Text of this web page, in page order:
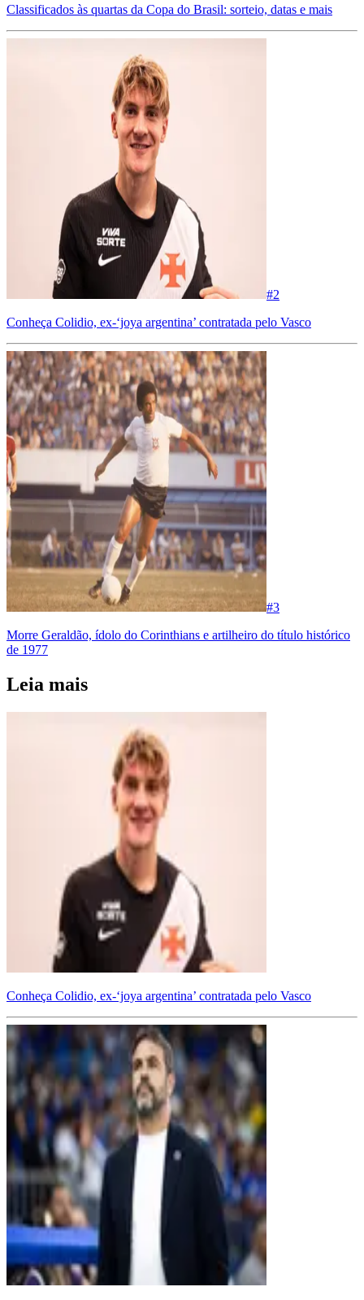
Classificados às quartas da Copa do Brasil: sorteio, datas e mais
#2
Conheça Colidio, ex-‘joya argentina’ contratada pelo Vasco
#3
Morre Geraldão, ídolo do Corinthians e artilheiro do título histórico
de 1977
Leia mais
Conheça Colidio, ex-‘joya argentina’ contratada pelo Vasco